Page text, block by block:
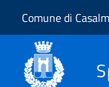
Salta al
Skip to site
Comune di